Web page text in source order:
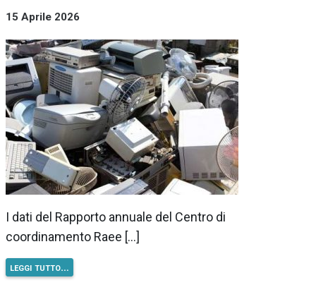
15 Aprile 2026
I dati del Rapporto annuale del Centro di
coordinamento Raee […]
leggi tutto…